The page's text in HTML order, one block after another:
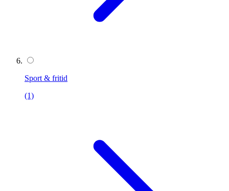
Sport & fritid
(1)